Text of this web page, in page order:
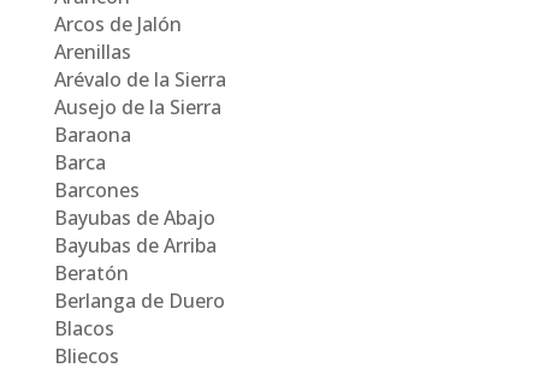
Arcos de Jalón
Arenillas
Arévalo de la Sierra
Ausejo de la Sierra
Baraona
Barca
Barcones
Bayubas de Abajo
Bayubas de Arriba
Beratón
Berlanga de Duero
Blacos
Bliecos